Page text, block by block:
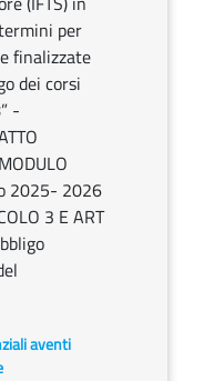
per
finalizzate
dei corsi
-
2025- 2026
3 E ART
aventi